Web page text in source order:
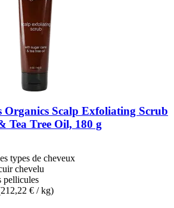
Organics Scalp Exfoliating Scrub
Tea Tree Oil, 180 g
types de cheveux
chevelu
pellicules
€ / kg)